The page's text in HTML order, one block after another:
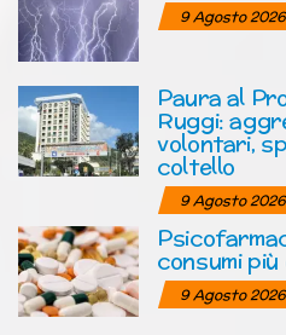
9 Agosto 2026
Paura al
Ruggi:
volontari,
coltello
9 Agosto 2026
consumi
9 Agosto 2026